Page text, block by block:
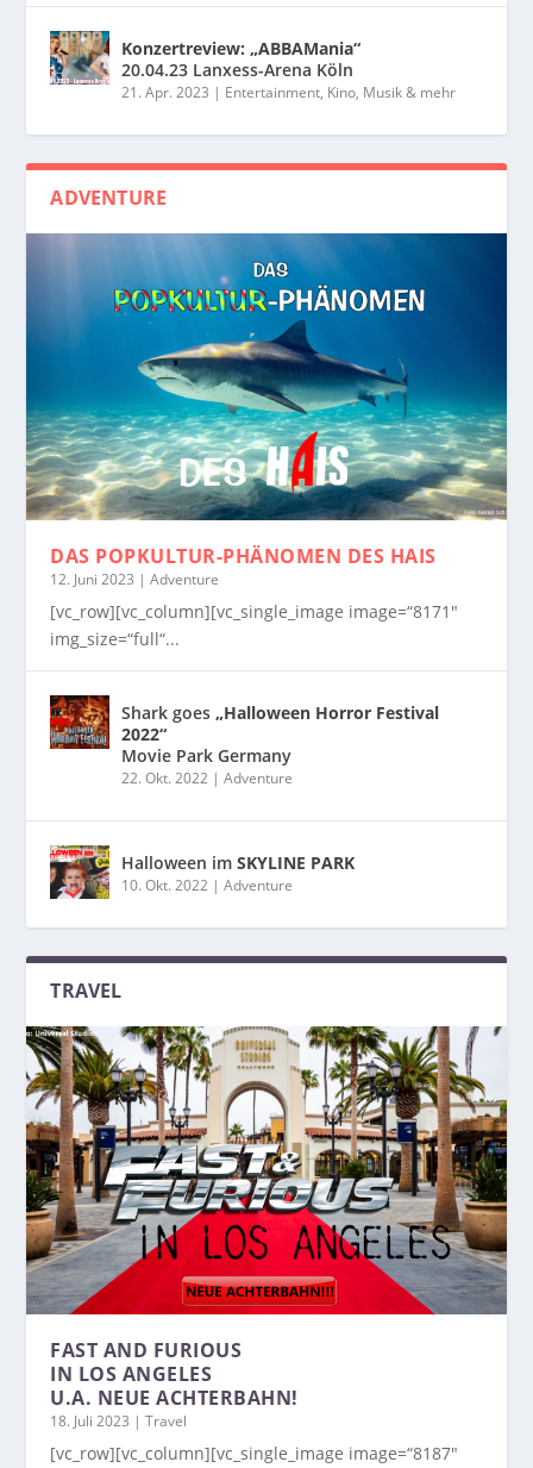
Konzertreview: „ABBAMania“
20.04.23 Lanxess-Arena Köln
21. Apr. 2023 | Entertainment, Kino, Musik & mehr
ADVENTURE
DAS POPKULTUR-PHÄNOMEN DES HAIS
12. Juni 2023 |Adventure
[vc_row][vc_column][vc_single_image image=“8171″
img_size=“full“...
Shark goes„Halloween Horror Festival
2022“
Movie Park Germany
22. Okt. 2022 |Adventure
Halloween imSKYLINE PARK
10. Okt. 2022 |Adventure
TRAVEL
FAST AND FURIOUS
IN LOS ANGELES
U.A. NEUE ACHTERBAHN!
18. Juli 2023 |Travel
[vc_row][vc_column][vc_single_image image=“8187″